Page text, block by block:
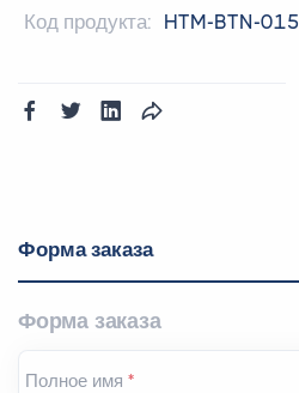
Код продукта: HTM-BTN-015
Форма заказа
Форма заказа
Полное имя *